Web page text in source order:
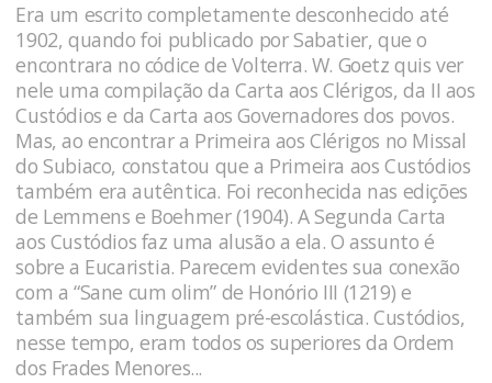
Era um escrito completamente desconhecido até
1902, quando foi publicado por Sabatier, que o
encontrara no códice de Volterra. W. Goetz quis ver
nele uma compilação da Carta aos Clérigos, da II aos
Custódios e da Carta aos Governadores dos povos.
Mas, ao encontrar a Primeira aos Clérigos no Missal
do Subiaco, constatou que a Primeira aos Custódios
também era autêntica. Foi reconhecida nas edições
de Lemmens e Boehmer (1904). A Segunda Carta
aos Custódios faz uma alusão a ela. O assunto é
sobre a Eucaristia. Parecem evidentes sua conexão
com a “Sane cum olim” de Honório III (1219) e
também sua linguagem pré-escolástica. Custódios,
nesse tempo, eram todos os superiores da Ordem
dos Frades Menores...